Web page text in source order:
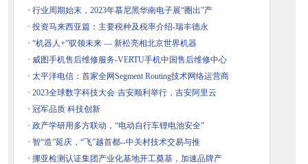
· 行业周期始末，2023年慕尼黑华南电子展“圈出”产
· 投资马来西亚篇：主要税种及税率介绍-瑞丰德永
· “机器人+”驭领未来 — 新松亮相北京世界机器
· 威图手机售后维修服务-VERTU手机中国售后维修中心
· 太平洋电信：首家全网Segment Routing技术网络运营商
· 2023全球数字科技大会·吉安顺利举行，吉安阿里云
· 冠军品质 科技创新
· 政产学研用多方联动，“电动自行车锂电池安全”
· 智“造”延庆，“飞”越首都--中关村技术交易与推
· 挪亚检测认证集团产业化基地开工奠基，加速品牌产